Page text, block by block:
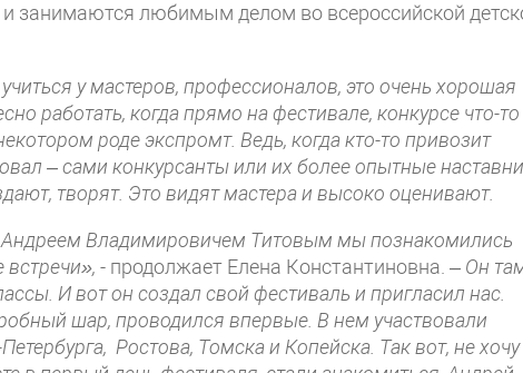
занимаются любимым делом во всероссийской
у мастеров, профессионалов, это очень хорошая
работать, когда прямо на фестивале, конкурсе что-то
роде экспромт. Ведь, когда кто-то привозит
– сами конкурсанты или их более опытные
творят. Это видят мастера и высоко оценивают.
Владимировичем Титовым мы познакомились
- продолжает Елена Константиновна. – Он
И вот он создал свой фестиваль и пригласил нас.
шар, проводился впервые. В нем участвовали
Ростова, Томска и Копейска. Так вот, не хочу